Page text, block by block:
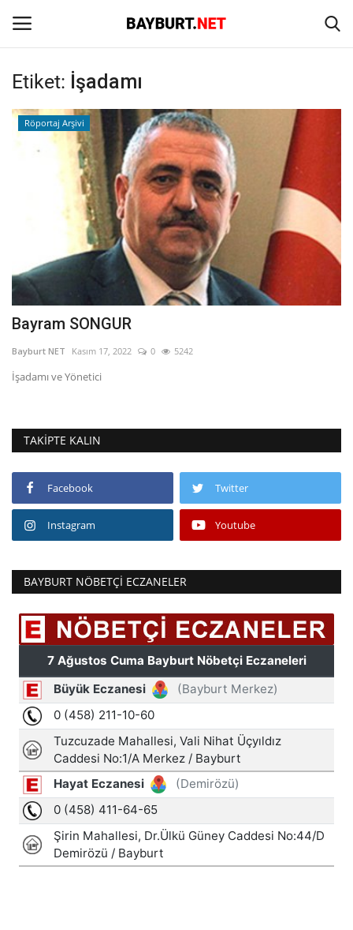
Giriş
Anasayfa
Haber
Keşfet
Fotoğraf
Röportaj
Biyografi
Ulaşım
Etiket: İşadamı
Röportaj Arşivi
Bayram SONGUR
Bayburt NET Kasım 17, 2022 0 5242
İşadamı ve Yönetici
TAKIPTE KALIN
Facebook Twitter
Instagram Youtube
BAYBURT NÖBETÇI ECZANELER